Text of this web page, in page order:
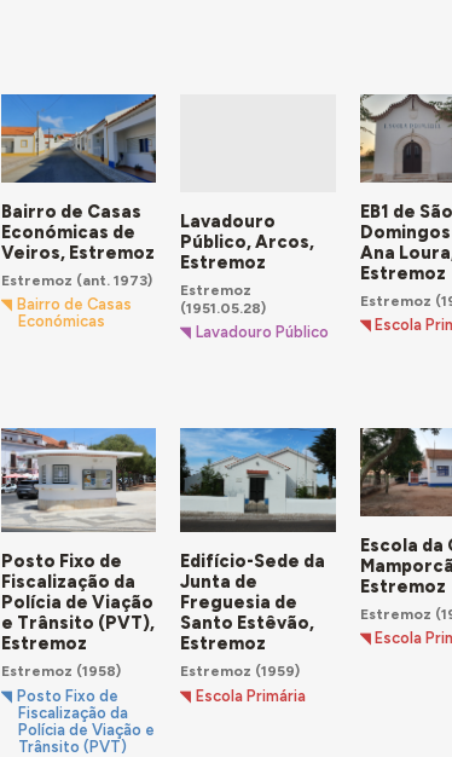
Bairro de Casas
Económicas de
Veiros, Estremoz
Estremoz (ant. 1973)
Bairro de Casas
Económicas
Lavadouro
Público, Arcos,
Estremoz
Estremoz
(1951.05.28)
Lavadouro Público
EB1 de São
Ana
Estremoz
Estremoz
Escola
Posto Fixo de
Fiscalização da
Polícia de Viação
e Trânsito (PVT),
Estremoz
Estremoz (1958)
Posto Fixo de
Fiscalização da
Polícia de Viação e
Trânsito (PVT)
Edifício-Sede da
Junta de
Freguesia de
Santo Estêvão,
Estremoz
Estremoz (1959)
Escola Primária
Escola da
Estremoz
Estremoz
Escola